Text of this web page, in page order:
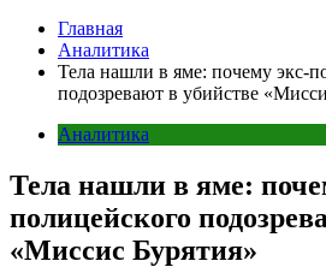
Главная
Аналитика
Тела нашли в яме: почему экс-
подозревают в убийстве
Аналитика
Тела нашли в яме:
полицейского
«Миссис Бурятия»